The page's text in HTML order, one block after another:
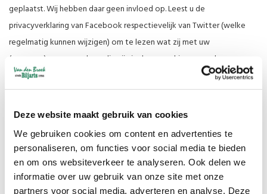
Deze website maakt gebruik van cookies
We gebruiken cookies om content en advertenties te
personaliseren, om functies voor social media te bieden
en om ons websiteverkeer te analyseren. Ook delen we
informatie over uw gebruik van onze site met onze
partners voor social media, adverteren en analyse. Deze
geplaatst. Wij hebben daar geen invloed op. Leest u de
privacyverklaring van Facebook respectievelijk van Twitter (welke
regelmatig kunnen wijzigen) om te lezen wat zij met uw
(persoons)gegevens doen die zij via deze cookies verwerken.
De informatie die ze verzamelen wordt zo veel mogelijk
Twitter, Facebook, Google + en LinkedIn opgeslagen op servers in de
Verenigde Staten. LinkedIn, Twitter, Facebook en Google + stellen
zich te houden aan de Safe Harbor principes en zijn aangesloten bij
het Safe Harbor-programma van het Amerikaanse Ministerie van
Handel. Dit houdt in dat er sprake is van een passend